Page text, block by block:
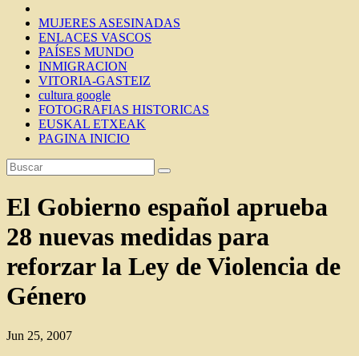
MUJERES ASESINADAS
ENLACES VASCOS
PAÍSES MUNDO
INMIGRACION
VITORIA-GASTEIZ
cultura google
FOTOGRAFIAS HISTORICAS
EUSKAL ETXEAK
PAGINA INICIO
El Gobierno español aprueba
28 nuevas medidas para
reforzar la Ley de Violencia de
Género
Jun 25, 2007